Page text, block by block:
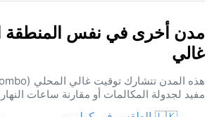
مدن أخرى في نفس المنطقة
غالي
مفيد لجدولة المكالمات أو مقارنة ساعات